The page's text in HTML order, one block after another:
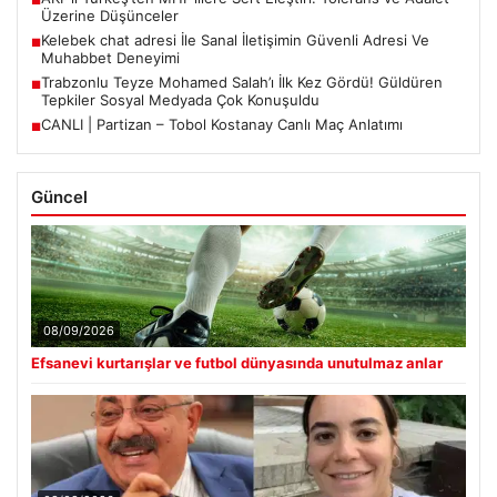
Üzerine Düşünceler
■Kelebek chat adresi İle Sanal İletişimin Güvenli Adresi Ve
Muhabbet Deneyimi
■Trabzonlu Teyze Mohamed Salah’ı İlk Kez Gördü! Güldüren
Tepkiler Sosyal Medyada Çok Konuşuldu
■CANLI | Partizan – Tobol Kostanay Canlı Maç Anlatımı
Güncel
08/09/2026
Efsanevi kurtarışlar ve futbol dünyasında unutulmaz anlar